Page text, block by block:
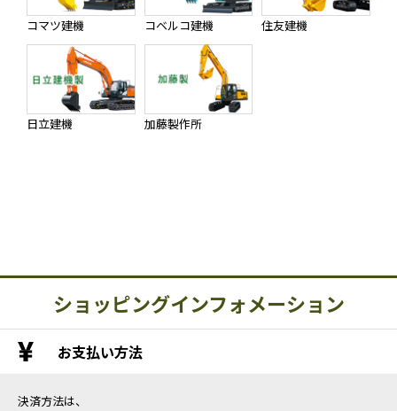
コマツ建機 コベルコ建機 住友建機
日立建機 加藤製作所
ショッピングインフォメーション
お支払い方法
決済方法は、